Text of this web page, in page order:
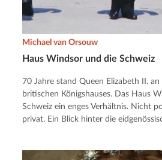
Haus Windsor und die Schweiz
Michael van Orsouw
70 Jahre stand Queen Elizabeth II. an
britischen Königshauses. Das Haus
Schweiz ein enges Verhältnis. Nicht
privat. Ein Blick hinter die